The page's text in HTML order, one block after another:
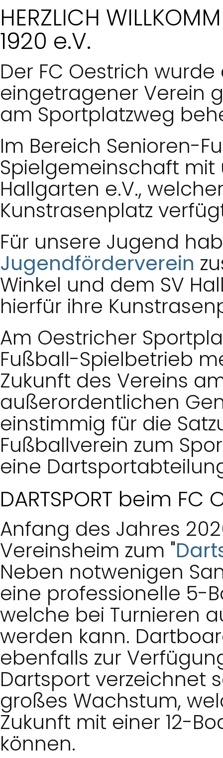
HERZLICH
1920 e.V.
Der FC Oestrich wurde
eingetragener Verein
am Sportplatzweg
Im Bereich Senioren-
Spielgemeinschaft mit
Hallgarten e.V.,
Kunstrasenplatz
Für unsere Jugend
Jugendförderverein
Winkel und dem SV
hierfür ihre
Am Oestricher
Fußball-Spielbetrieb
Zukunft des Vereins
außerordentlichen
einstimmig für die
Fußballverein zum
eine
DARTSPORT beim FC
Anfang des Jahres
Vereinsheim zum "
Neben notwenigen
eine professionelle 5-
welche bei Turnieren
werden kann.
ebenfalls zur
Dartsport verzeichnet
großes Wachstum,
Zukunft mit einer 12-
können.